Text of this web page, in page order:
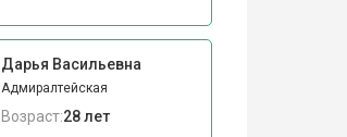
Дарья Васильевна
Адмиралтейская
Возраст:28 лет